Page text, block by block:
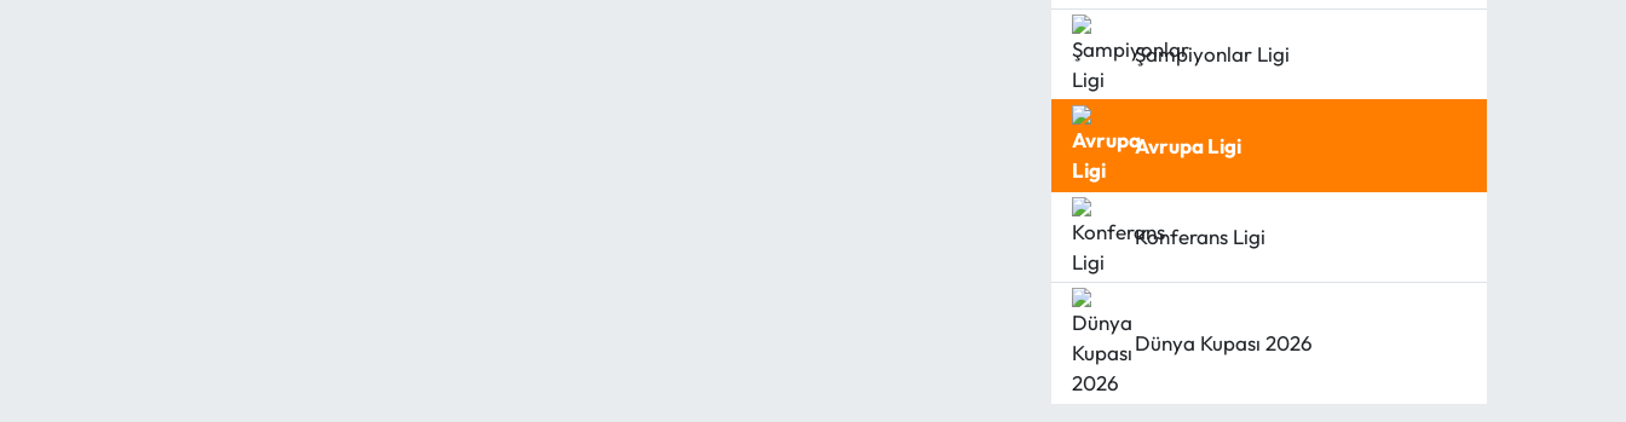
Şampiyonlar Ligi
Avrupa Ligi
Konferans Ligi
Dünya Kupası 2026